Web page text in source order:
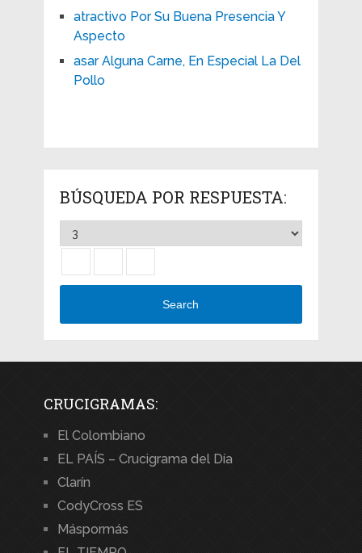
atractivo Por Su Buena Presencia Y
Aspecto
asar Alguna Carne, En Especial La Del
Pollo
BÚSQUEDA POR RESPUESTA:
Search
CRUCIGRAMAS:
El Colombiano
EL PAÍS – Crucigrama del Día
Clarín
CodyCross ES
Máspormás